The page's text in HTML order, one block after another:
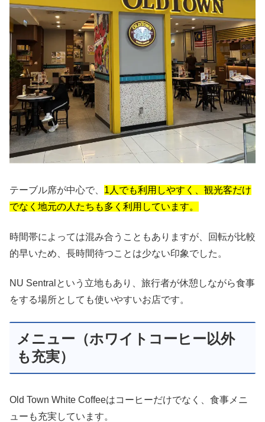
テーブル席が中心で、 1人でも利用しやすく、観光客だけ
でなく地元の人たちも多く利用しています。
時間帯によっては混み合うこともありますが、回転が比較
的早いため、長時間待つことは少ない印象でした。
NU Sentralという立地もあり、旅行者が休憩しながら食事
をする場所としても使いやすいお店です。
メニュー（ホワイトコーヒー以外
も充実）
Old Town White Coffeeはコーヒーだけでなく、食事メニ
ューも充実しています。